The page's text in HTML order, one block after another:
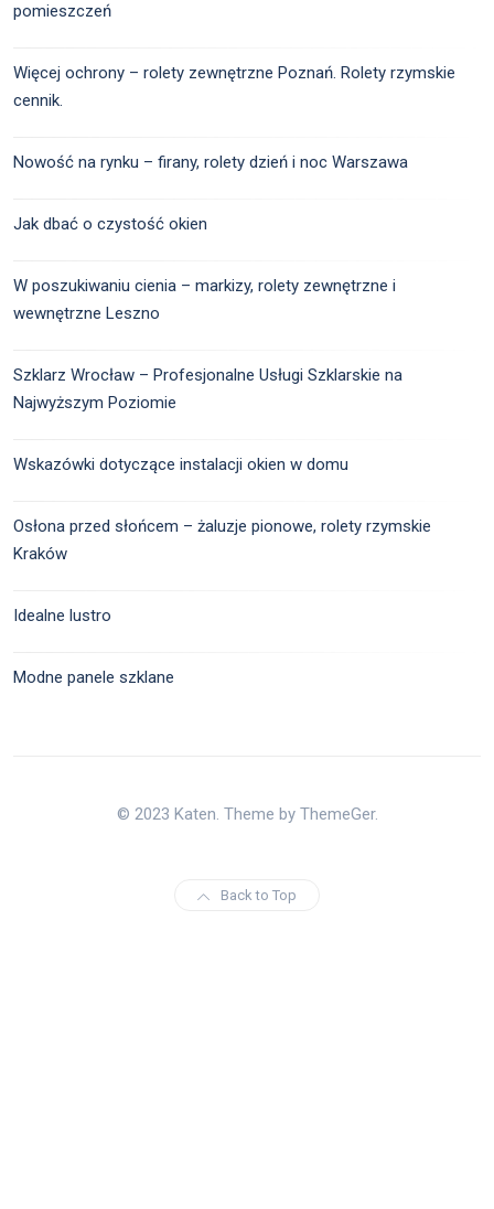
pomieszczeń
Więcej ochrony – rolety zewnętrzne Poznań. Rolety rzymskie
cennik.
Nowość na rynku – firany, rolety dzień i noc Warszawa
Jak dbać o czystość okien
W poszukiwaniu cienia – markizy, rolety zewnętrzne i
wewnętrzne Leszno
Szklarz Wrocław – Profesjonalne Usługi Szklarskie na
Najwyższym Poziomie
Wskazówki dotyczące instalacji okien w domu
Osłona przed słońcem – żaluzje pionowe, rolety rzymskie
Kraków
Idealne lustro
Modne panele szklane
© 2023 Katen. Theme by ThemeGer.
Back to Top